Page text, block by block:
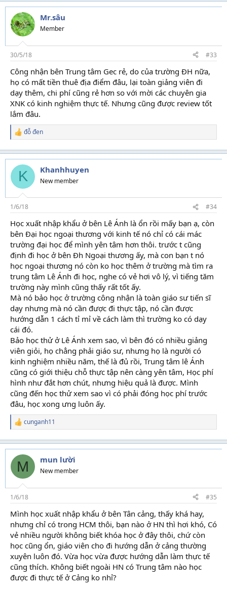
Mr.sâu
Member
30/5/18 #33
Công nhận bên Trung tâm Gec rẻ, do của trường ĐH nữa,
họ có mất tiền thuê địa điểm đâu, lại toàn giảng viên đi
dạy thêm, chi phí cũng rẻ hơn so với mời các chuyên gia
XNK có kinh nghiệm thực tế. Nhưng cũng được review tốt
lắm đâu.
R
a
c
t
o
s
:
đỗ đen
K Khanhhuyen
New member
1/6/18 #34
Học xuất nhập khẩu ở bên Lê Ánh là ổn rồi mấy bạn ạ, còn
bên Đại học ngoại thương với kinh tế nó chỉ có cái mác
trường đại học để mình yên tâm hơn thôi. trước t cũng
định đi học ở bên Đh Ngoại thương ấy, mà con bạn t nó
học ngoại thương nó còn ko học thêm ở trường mà tìm ra
trung tâm Lê Ánh đi học, nghe có vẻ hơi vô lý, vì tiếng tăm
trường này mình cũng thấy rất tốt ấy.
Mà nó bảo học ở trường công nhận là toàn giáo sư tiến sĩ
dạy nhưng mà nó cần được đi thực tập, nó cần được
hướng dẫn 1 cách tỉ mỉ về cách làm thì trường ko có dạy
cái đó.
Bảo học thử ở Lê Ánh xem sao, vì bên đó có nhiều giảng
viên giỏi, họ chẳng phải giáo sư, nhưng họ là người có
kinh nghiệm nhiều năm, thế là đủ rồi, Trung tâm lê Ánh
cũng có giới thiệu chỗ thực tập nên càng yên tâm, Học phí
hình như đắt hơn chút, nhưng hiệu quả là được. Mình
cũng đến học thử xem sao vì có phải đóng học phí trước
đâu, học xong ưng luôn ấy.
R
a
c
t
o
s
:
cunganh11
M mun lười
New member
1/6/18 #35
Mình học xuất nhập khẩu ở bên Tân cảng, thấy khá hay,
nhưng chỉ có trong HCM thôi, bạn nào ở HN thì hơi khó, Có
vẻ nhiều người không biết khóa học ở đây thôi, chứ còn
học cũng ổn, giáo viên cho đi hướng dẫn ở cảng thường
xuyên luôn đó. Vừa học vừa được hướng dẫn làm thực tế
cũng thích. Không biết ngoài HN có Trung tâm nào học
được đi thực tế ở Cảng ko nhỉ?